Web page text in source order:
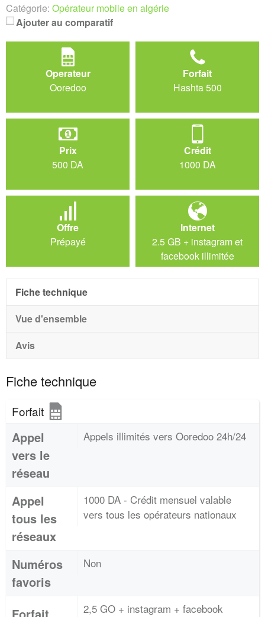
Catégorie: Opérateur mobile en algérie
Ajouter au comparatif
Operateur
Ooredoo
Forfait
Hashta 500
Prix
500 DA
Crédit
1000 DA
Offre
Prépayé
Internet
2.5 GB + instagram et
facebook illimitée
Fiche technique
Vue d'ensemble
Avis
Fiche technique
Forfait
Appel
vers le
réseau
Appels illimités vers Ooredoo 24h/24
Appel
tous les
réseaux
1000 DA - Crédit mensuel valable
vers tous les opérateurs nationaux
Numéros
favoris
Non
2,5 GO + instagram + facebook